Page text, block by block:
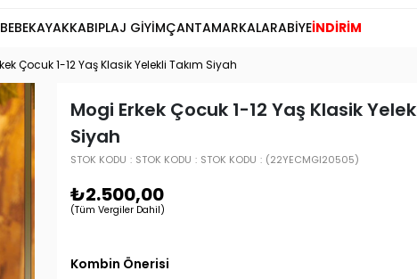
AYAKKABIPLAJ GİYİMÇANTAMARKALARABİYEİNDİRİM
Çocuk 1-12 Yaş Klasik Yelekli Takım Siyah
Mogi Erkek Çocuk 1-12 Yaş Klasik
Siyah
(22YECMGI20505)
STOK KODU STOK KODU STOK KODU
₺2.500,00
(Tüm Vergiler Dahil)
Kombin Önerisi